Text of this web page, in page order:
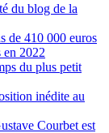
du blog de la
de 410 000 euros
en 2022
du plus petit
inédite au
Courbet est